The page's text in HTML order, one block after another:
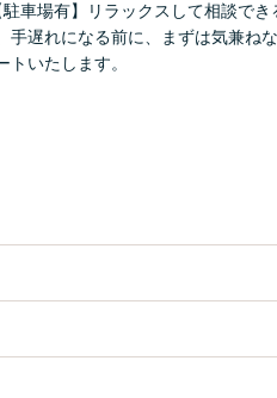
駐車場有】リラックスして相談で
手遅れになる前に、まずは気兼ね
トいたします。